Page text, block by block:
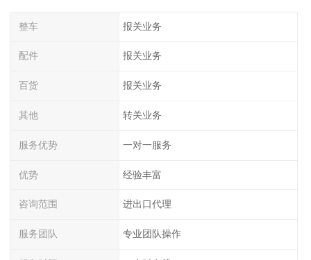
整车 报关业务
配件 报关业务
百货 报关业务
其他 转关业务
服务优势 一对一服务
优势 经验丰富
咨询范围 进出口代理
服务团队 专业团队操作